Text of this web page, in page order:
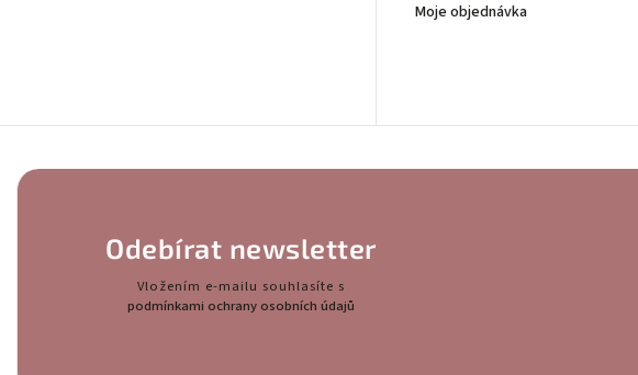
Moje objednávka
Odebírat newsletter
Vložením e-mailu souhlasíte s
podmínkami ochrany osobních údajů